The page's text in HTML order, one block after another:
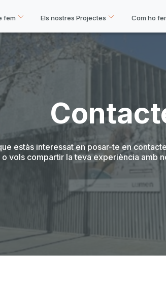
fem Els nostres Projectes Com ho
estàs interessat en posar-te en
vols compartir la teva experiència amb